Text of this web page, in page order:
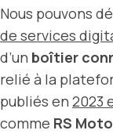
Nous pouvons
de services
d’un boîtier
relié à la
publiés en 2023
comme RS